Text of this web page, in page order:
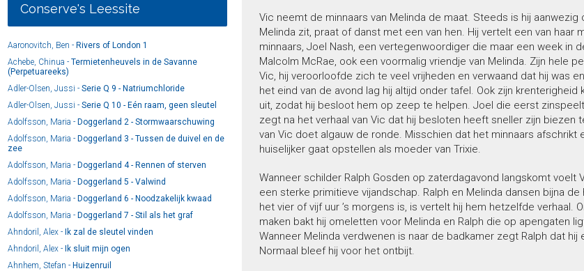
Conserve's Leessite
Aaronovitch, Ben - Rivers of London 1
Achebe, Chinua - Termietenheuvels in de Savanne
(Perpetuareeks)
Adler-Olsen, Jussi - Serie Q 9 - Natriumchloride
Adler-Olsen, Jussi - Serie Q 10 - Eén raam, geen sleutel
Adolfsson, Maria - Doggerland 2 - Stormwaarschuwing
Adolfsson, Maria - Doggerland 3 - Tussen de duivel en de
zee
Adolfsson, Maria - Doggerland 4 - Rennen of sterven
Adolfsson, Maria - Doggerland 5 - Valwind
Adolfsson, Maria - Doggerland 6 - Noodzakelijk kwaad
Adolfsson, Maria - Doggerland 7 - Stil als het graf
Ahndoril, Alex - Ik zal de sleutel vinden
Ahndoril, Alex - Ik sluit mijn ogen
Ahnhem, Stefan - Huizenruil
Vic neemt de minnaars van Melinda de maat. Steeds is hij
Melinda zit, praat of danst met een van hen. Hij vertelt een van haar
minnaars, Joel Nash, een vertegenwoordiger die maar een week in
Malcolm McRae, ook een voormalig vriendje van Melinda. Zijn hele
Vic, hij veroorloofde zich te veel vrijheden en verwaand dat hij was
het eind van de avond lag hij altijd onder tafel. Ook zijn krenterigheid
uit, zodat hij besloot hem op zeep te helpen. Joel die eerst
zegt na het verhaal van Vic dat hij besloten heeft sneller zijn biezen
van Vic doet algauw de ronde. Misschien dat het minnaars afschrikt
huiselijker gaat opstellen als moeder van Trixie.
Wanneer schilder Ralph Gosden op zaterdagavond langskomt voelt
een sterke primitieve vijandschap. Ralph en Melinda dansen bijna
het vier of vijf uur ’s morgens is, is vertelt hij hem hetzelfde verhaal.
maken bakt hij omeletten voor Melinda en Ralph die op apengaten
Wanneer Melinda verdwenen is naar de badkamer zegt Ralph dat hij
Normaal bleef hij voor het ontbijt.